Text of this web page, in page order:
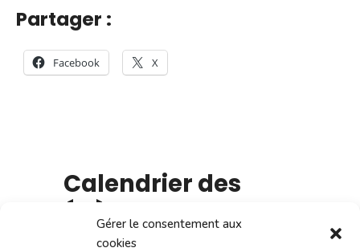
Gérer le consentement aux
cookies
Partager :
Facebook X
Calendrier des
évènements :